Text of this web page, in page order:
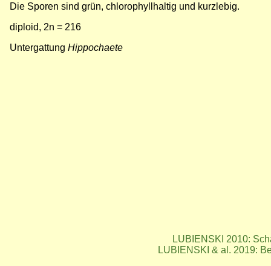
Die Sporen sind grün, chlorophyllhaltig und kurzlebig.
diploid, 2n = 216
Untergattung Hippochaete
LUBIENSKI 2010:
LUBIENSKI & al. 2019: